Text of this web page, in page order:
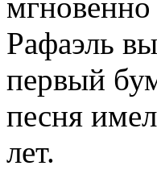
Рафаэль
первый
песня
лет.